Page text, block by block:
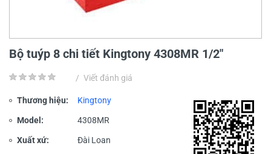
Bộ tuýp 8 chi tiết Kingtony 4308MR 1/2"
/ Viết đánh giá
Thương hiệu: Kingtony
Model: 4308MR
Xuất xứ: Đài Loan